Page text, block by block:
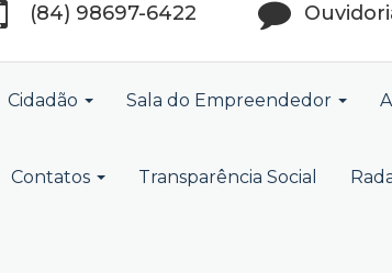
(84) 98697-6422
Cidadão Sala do Empreendedor
Contatos Transparência Social